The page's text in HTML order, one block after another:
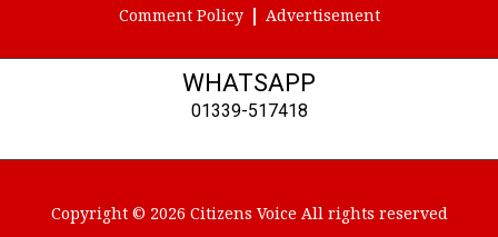
Comment Policy Advertisement
WHATSAPP
01339-517418
Copyright © 2026 Citizens Voice All rights reserved